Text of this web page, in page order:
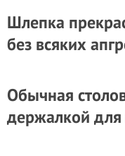
Шлепка
без всяких
Обычная
держалкой